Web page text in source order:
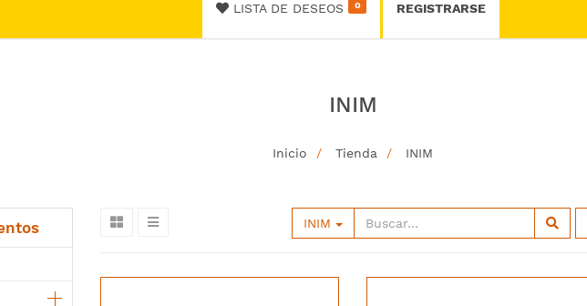
LISTA DE DESEOS 0 REGISTRARSE
INIM
Inicio Tienda INIM
INIM